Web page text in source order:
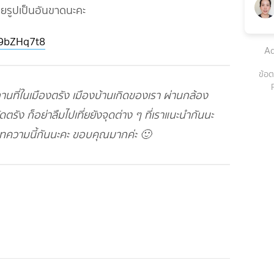
ปเป็นอันขาดนะคะ
นที่ในเมืองตรัง เมืองบ้านเกิดของเรา ผ่านกล้อง
ง ก็อย่าลืมไปเที่ยยังจุดต่าง ๆ ที่เราแนะนำกันนะ
ความนี้กันนะคะ ขอบคุณมากค่ะ 🙂
ข้อ